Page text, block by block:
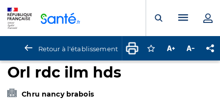
Ouvrir laMenu
Retour à l'établissement Connectez-vous
Augmenter la
Orl rdc ilm hds
Chru nancy brabois